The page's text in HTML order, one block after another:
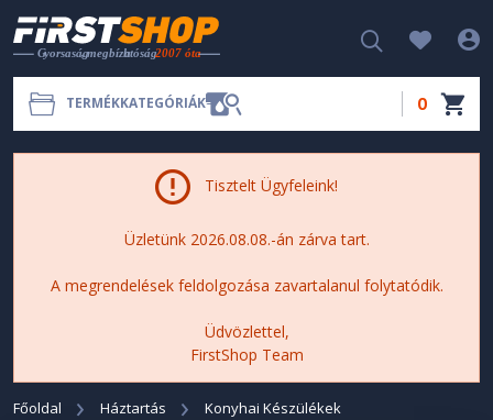
TERMÉKKATEGÓRIÁK 0
Tisztelt Ügyfeleink!
Üzletünk 2026.08.08.-án zárva tart.
A megrendelések feldolgozása zavartalanul folytatódik.
Üdvözlettel,
FirstShop Team
Főoldal Háztartás Konyhai Készülékek